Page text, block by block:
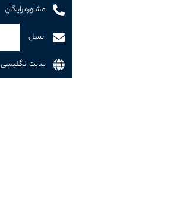
مشاوره رایگان
ایمیل
سایت انگلیسی